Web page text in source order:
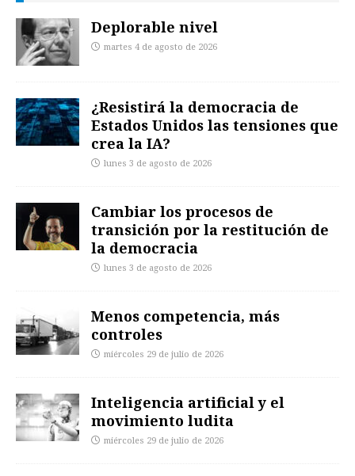
Deplorable nivel
martes 4 de agosto de 2026
¿Resistirá la democracia de
Estados Unidos las tensiones que
crea la IA?
lunes 3 de agosto de 2026
Cambiar los procesos de
transición por la restitución de
la democracia
lunes 3 de agosto de 2026
Menos competencia, más
controles
miércoles 29 de julio de 2026
Inteligencia artificial y el
movimiento ludita
miércoles 29 de julio de 2026